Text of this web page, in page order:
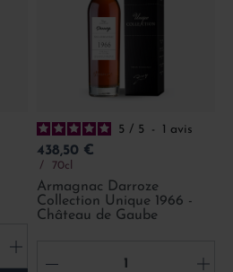
+
5 / 5 - 1 avis
Prix
438,50 €
70cl
Armagnac Darroze
Collection Unique 1966 -
Château de Gaube
- +